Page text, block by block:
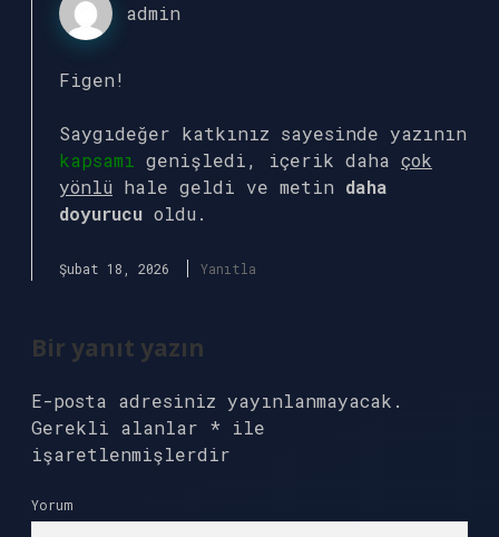
admin
Figen!
Saygıdeğer katkınız sayesinde yazının
kapsamı genişledi, içerik daha çok
yönlü hale geldi ve metin daha
doyurucu oldu.
Şubat 18, 2026 Yanıtla
Bir yanıt yazın
E-posta adresiniz yayınlanmayacak.
Gerekli alanlar * ile
işaretlenmişlerdir
Yorum